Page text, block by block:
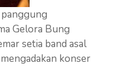
Gelora Bung
setia band asal
konser